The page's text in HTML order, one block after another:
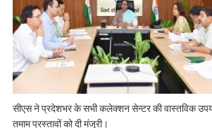
सीएस ने प्रदेशभर के सभी कलेक्शन सेन्टर की वास्तविक
तमाम प्रस्तावों को दी मंजूरी।